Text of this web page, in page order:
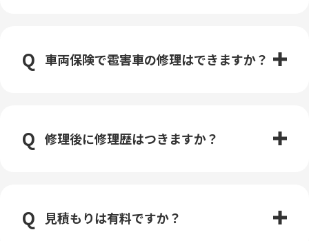
車両保険で雹害車の修理はできますか？
修理後に修理歴はつきますか？
見積もりは有料ですか？